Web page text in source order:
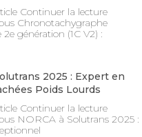
Continuer la lecture
Chronotachygraphe
génération (1C V2) :
2025 : Expert en
Poids Lourds
Continuer la lecture
NORCA à Solutrans 2025 :